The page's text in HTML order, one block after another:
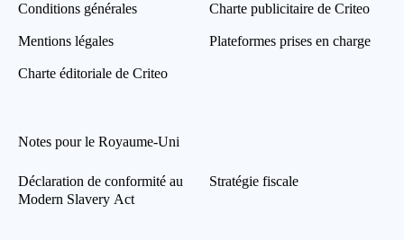
Conditions générales
Mentions légales
Charte éditoriale de Criteo
Charte publicitaire de Criteo
Plateformes prises en charge
Notes pour le Royaume-Uni
Déclaration de conformité au
Modern Slavery Act
Stratégie fiscale